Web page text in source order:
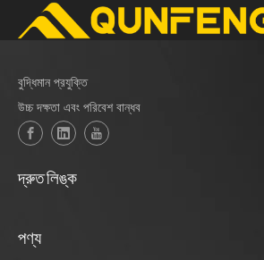
বুদ্ধিমান প্রযুক্তি
উচ্চ দক্ষতা এবং পরিবেশ বান্ধব
দ্রুত লিঙ্ক
পণ্য